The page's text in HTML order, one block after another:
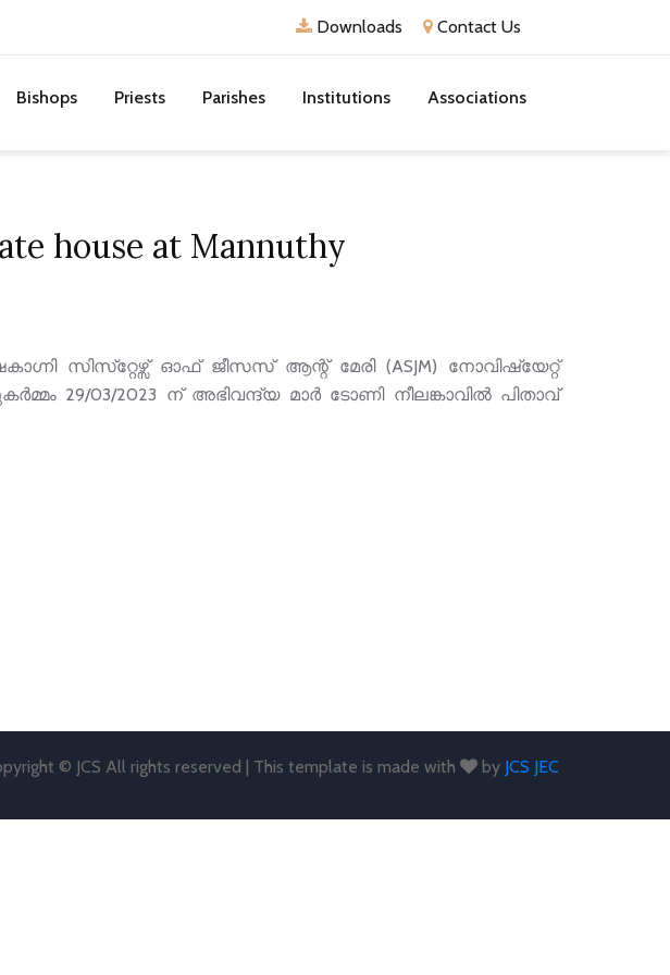
Downloads Contact Us
Bishops Priests Parishes Institutions Associations
house at Mannuthy
സിസ്‌റ്റേഴ്സ് ഓഫ് ജീസസ് ആന്റ് മേരി (ASJM) നോവിഷ്യേറ്റ്
29/03/2023 ന് അഭിവന്ദ്യ മാർ ടോണി നീലങ്കാവിൽ പിതാവ്
© JCS All rights reserved | This template is made with by JCS JEC